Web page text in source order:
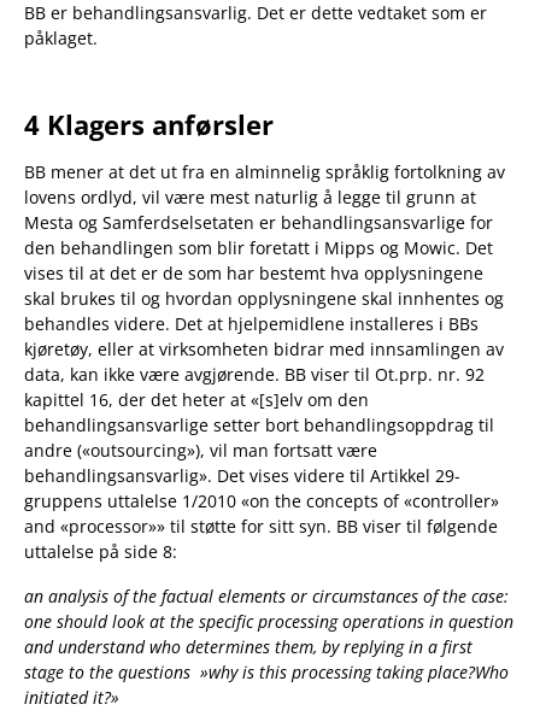
BB er behandlingsansvarlig. Det er dette vedtaket som er
påklaget.
4 Klagers anførsler
BB mener at det ut fra en alminnelig språklig fortolkning av
lovens ordlyd, vil være mest naturlig å legge til grunn at
Mesta og Samferdselsetaten er behandlingsansvarlige for
den behandlingen som blir foretatt i Mipps og Mowic. Det
vises til at det er de som har bestemt hva opplysningene
skal brukes til og hvordan opplysningene skal innhentes og
behandles videre. Det at hjelpemidlene installeres i BBs
kjøretøy, eller at virksomheten bidrar med innsamlingen av
data, kan ikke være avgjørende. BB viser til Ot.prp. nr. 92
kapittel 16, der det heter at «[s]elv om den
behandlingsansvarlige setter bort behandlingsoppdrag til
andre («outsourcing»), vil man fortsatt være
behandlingsansvarlig». Det vises videre til Artikkel 29-
gruppens uttalelse 1/2010 «on the concepts of «controller»
and «processor»» til støtte for sitt syn. BB viser til følgende
uttalelse på side 8:
an analysis of the factual elements or circumstances of the case:
one should look at the specific processing operations in question
and understand who determines them, by replying in a first
stage to the questions »why is this processing taking place?Who
initiated it?»